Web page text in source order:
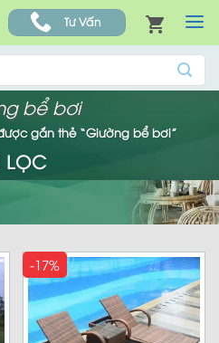
Tư Vấn
bể bơi
gắn thẻ “Giường bể bơi”
LỌC
-17%